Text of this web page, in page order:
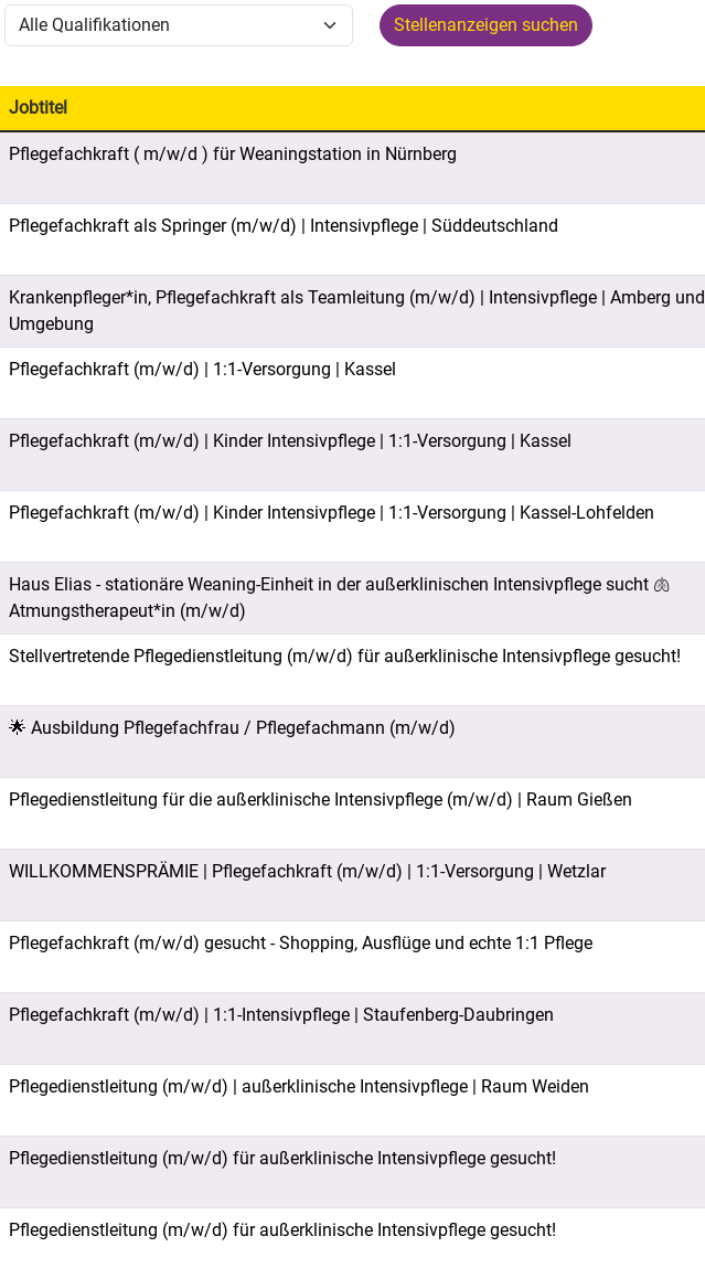
Stellenanzeigen suchen
Jobtitel
Pflegefachkraft ( m/w/d ) für Weaningstation in Nürnberg
Pflegefachkraft als Springer (m/w/d) | Intensivpflege | Süddeutschland
Krankenpfleger*in, Pflegefachkraft als Teamleitung (m/w/d) | Intensivpflege | Amberg und
Umgebung
Pflegefachkraft (m/w/d) | 1:1-Versorgung | Kassel
Pflegefachkraft (m/w/d) | Kinder Intensivpflege | 1:1-Versorgung | Kassel
Pflegefachkraft (m/w/d) | Kinder Intensivpflege | 1:1-Versorgung | Kassel-Lohfelden
Haus Elias - stationäre Weaning-Einheit in der außerklinischen Intensivpflege sucht 🫁
Atmungstherapeut*in (m/w/d)
Stellvertretende Pflegedienstleitung (m/w/d) für außerklinische Intensivpflege gesucht!
🌟 Ausbildung Pflegefachfrau / Pflegefachmann (m/w/d)
Pflegedienstleitung für die außerklinische Intensivpflege (m/w/d) | Raum Gießen
WILLKOMMENSPRÄMIE | Pflegefachkraft (m/w/d) | 1:1-Versorgung | Wetzlar
Pflegefachkraft (m/w/d) gesucht - Shopping, Ausflüge und echte 1:1 Pflege
Pflegefachkraft (m/w/d) | 1:1-Intensivpflege | Staufenberg-Daubringen
Pflegedienstleitung (m/w/d) | außerklinische Intensivpflege | Raum Weiden
Pflegedienstleitung (m/w/d) für außerklinische Intensivpflege gesucht!
Pflegedienstleitung (m/w/d) für außerklinische Intensivpflege gesucht!